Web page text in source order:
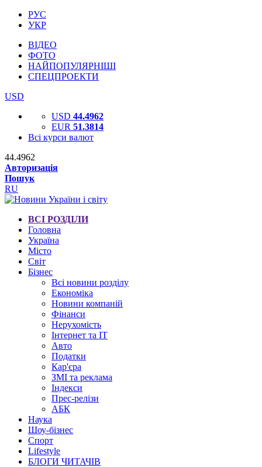
РУС
УКР
ВІДЕО
ФОТО
НАЙПОПУЛЯРНІШІ
СПЕЦПРОЕКТИ
USD
USD 44.4962
EUR 51.3814
Всі курси валют
44.4962
Авторизація
Пошук
RU
ВСІ РОЗДІЛИ
Головна
Україна
Місто
Світ
Бізнес
Всі новини розділу
Економіка
Новини компаній
Фінанси
Нерухомість
Інтернет та IT
Авто
Податки
Кар'єра
ЗМІ та реклама
Індекси
Прес-релізи
АБК
Наука
Шоу-бізнес
Спорт
Lifestyle
БЛОГИ ЧИТАЧІВ